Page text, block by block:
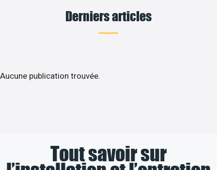
Derniers articles
Aucune publication trouvée.
Tout savoir sur